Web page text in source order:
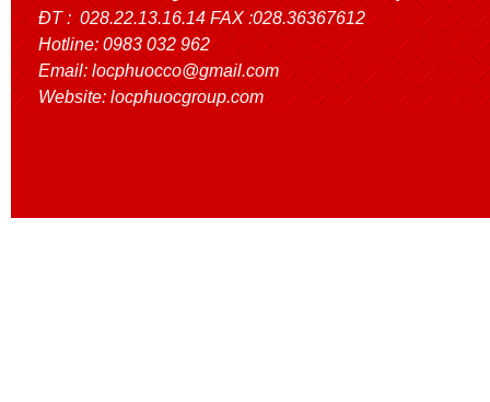
ĐT : 028.22.13.16.14 FAX :028.36367612
Hotline: 0983 032 962
Email: locphuocco@gmail.com
Website: locphuocgroup.com